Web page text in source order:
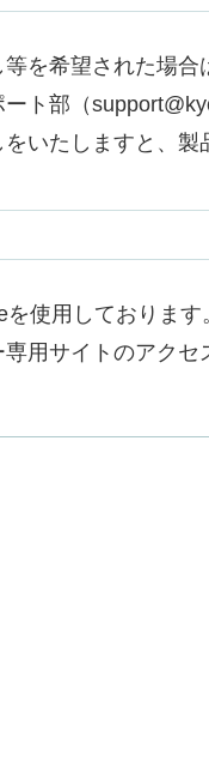
を希望された場
ト部（
いたしますと、製
使用しておりま
用サイトのアクセ